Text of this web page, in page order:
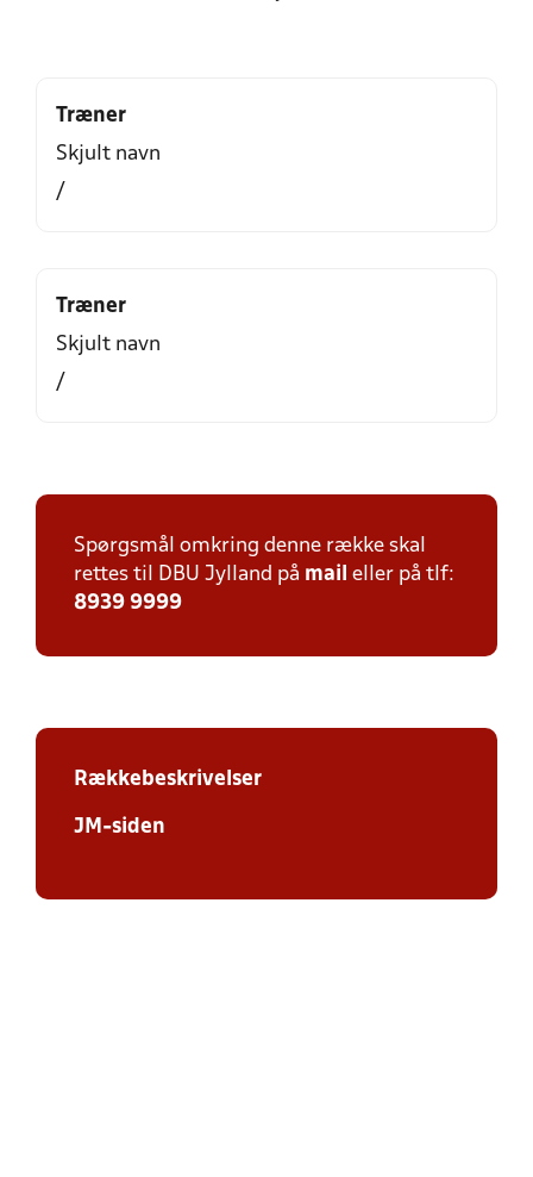
Træner
Skjult navn
/
Træner
Skjult navn
/
Spørgsmål omkring denne række skal
rettes til DBU Jylland på mail eller på tlf:
8939 9999
Rækkebeskrivelser
JM-siden